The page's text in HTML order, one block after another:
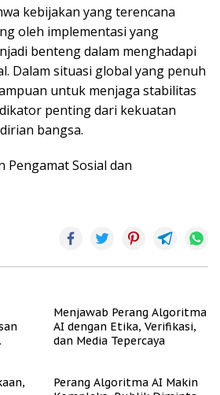
kebijakan yang terencana
oleh implementasi yang
benteng dalam menghadapi
Dalam situasi global yang penuh
untuk menjaga stabilitas
penting dari kekuatan
bangsa.
Pengamat Sosial dan
Menjawab Perang Algoritma
AI dengan Etika, Verifikasi,
dan Media Tepercaya
Perang Algoritma AI Makin